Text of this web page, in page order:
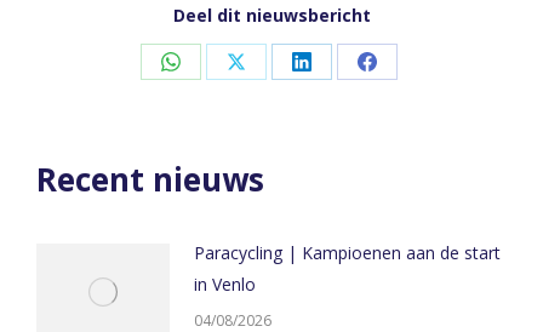
Deel dit nieuwsbericht
Share Share Share Share
Recent nieuws
Paracycling | Kampioenen aan de start
in Venlo
04/08/2026